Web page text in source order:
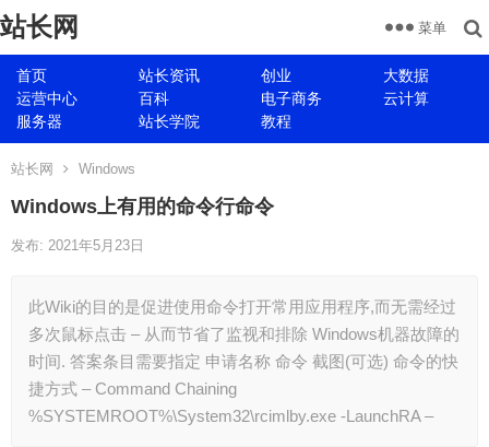
站长网
首页 站长资讯 创业
大数据
运营中心
百科 电子商务
云计算
服务器
站长学院 教程
菜单
站长网 Windows
Windows上有用的命令行命令
发布: 2021年5月23日
此Wiki的目的是促进使用命令打开常用应用程序,而无需经过
多次鼠标点击 – 从而节省了监视和排除 Windows机器故障的
时间. 答案条目需要指定 申请名称 命令 截图(可选) 命令的快
捷方式 – Command Chaining
%SYSTEMROOT%\System32\rcimlby.exe -LaunchRA –